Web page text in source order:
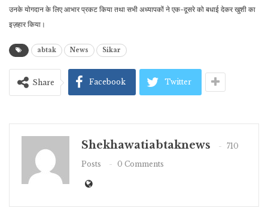
उनके योगदान के लिए आभार प्रकट किया तथा सभी अध्यापकों ने एक-दूसरे को बधाई देकर खुशी का
इज़हार किया।
abtak News Sikar
Share Facebook Twitter
Shekhawatiabtaknews
710
Posts
0 Comments